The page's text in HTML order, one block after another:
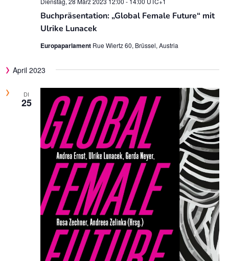
Buchpräsentation: „Global Female Future“ mit
Ulrike Lunacek
Europaparlament Rue Wiertz 60, Brüssel, Austria
April 2023
DI
25